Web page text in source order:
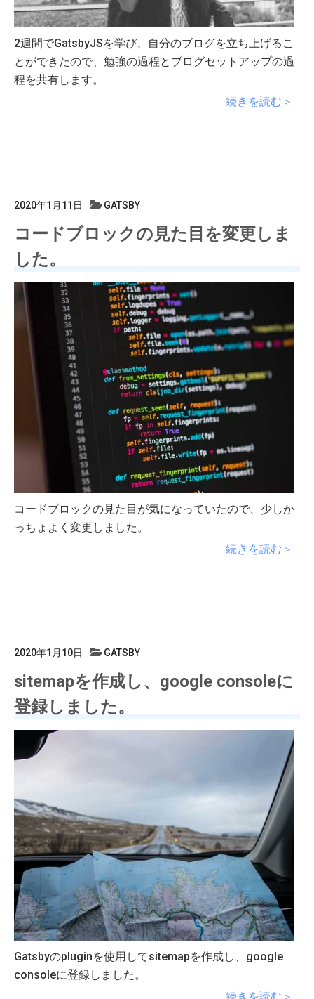
2週間でGatsbyJSを学び、自分のブログを立ち上げるこ
とができたので、勉強の過程とブログセットアップの過
程を共有します。
続きを読む＞
2020年1月11日 GATSBY
コードブロックの見た目を変更しま
した。
コードブロックの見た目が気になっていたので、少しか
っちょよく変更しました。
続きを読む＞
2020年1月10日 GATSBY
sitemapを作成し、google consoleに
登録しました。
Gatsbyのpluginを使用してsitemapを作成し、google
consoleに登録しました。